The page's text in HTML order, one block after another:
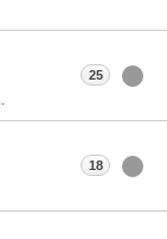
25
18